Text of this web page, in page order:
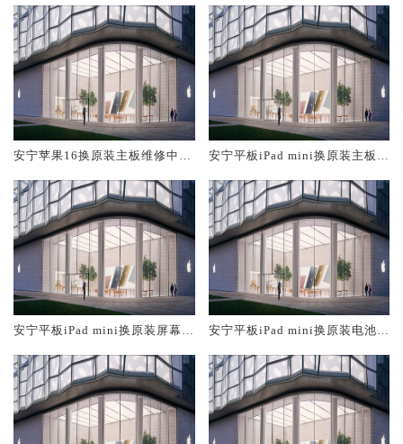
安宁苹果16换原装主板维修中心
安宁平板iPad mini换原装主板维
安宁平板iPad mini换原装屏幕服
安宁平板iPad mini换原装电池维